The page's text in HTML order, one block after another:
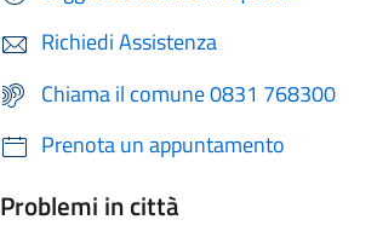
Richiedi Assistenza
Chiama il comune 0831 768300
Prenota un appuntamento
Problemi in città